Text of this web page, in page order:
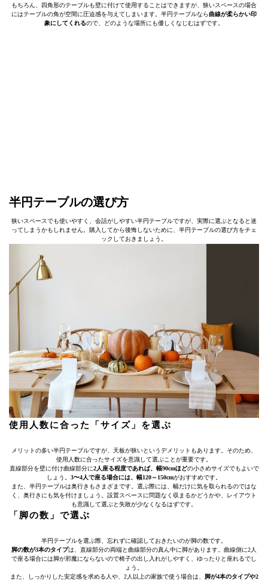
もちろん、四角形のテーブルも壁に付けて使用することはできますが、狭いスペースの場合
にはテーブルの角が空間に圧迫感を与えてしまいます。半円テーブルなら曲線が柔らかい印
象にしてくれるので、どのような場所にも優しくなじむはずです。
半円テーブルの選び方
狭いスペースでも使いやすく、会話がしやすい半円テーブルですが、実際に選ぶとなると迷
ってしまうかもしれません。購入してから後悔しないために、半円テーブルの選び方をチェ
ックしておきましょう。
使用人数に合った「サイズ」を選ぶ
メリットの多い半円テーブルですが、天板が狭いというデメリットもあります。そのため、
使用人数に合ったサイズを意識して選ぶことが重要です。
直線部分を壁に付け曲線部分に2人座る程度であれば、幅90cmほどの小さめサイズでもよいで
しょう。 3〜4人で座る場合には、幅120～150cmがおすすめです。
また、半円テーブルは奥行きもさまざまです。選ぶ際には、幅だけに気を取られるのではな
く、奥行きにも気を付けましょう。設置スペースに問題なく収まるかどうかや、レイアウト
も意識して選ぶと失敗が少なくなるはずです。
「脚の数」で選ぶ
半円テーブルを選ぶ際、忘れずに確認しておきたいのが脚の数です。
脚の数が3本のタイプは、直線部分の両端と曲線部分の真ん中に脚があります。曲線側に2人
で座る場合には脚が邪魔にならないので椅子の出し入れがしやすく、ゆったりと座れるでし
ょう。
また、しっかりした安定感を求める人や、2人以上の家族で使う場合は、
脚が4本のタイプや2